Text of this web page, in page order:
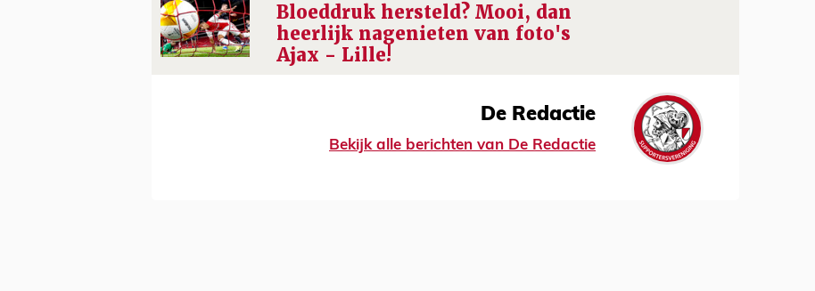
Bloeddruk hersteld? Mooi, dan
heerlijk nagenieten van foto's
Ajax - Lille!
De Redactie
Bekijk alle berichten van De Redactie